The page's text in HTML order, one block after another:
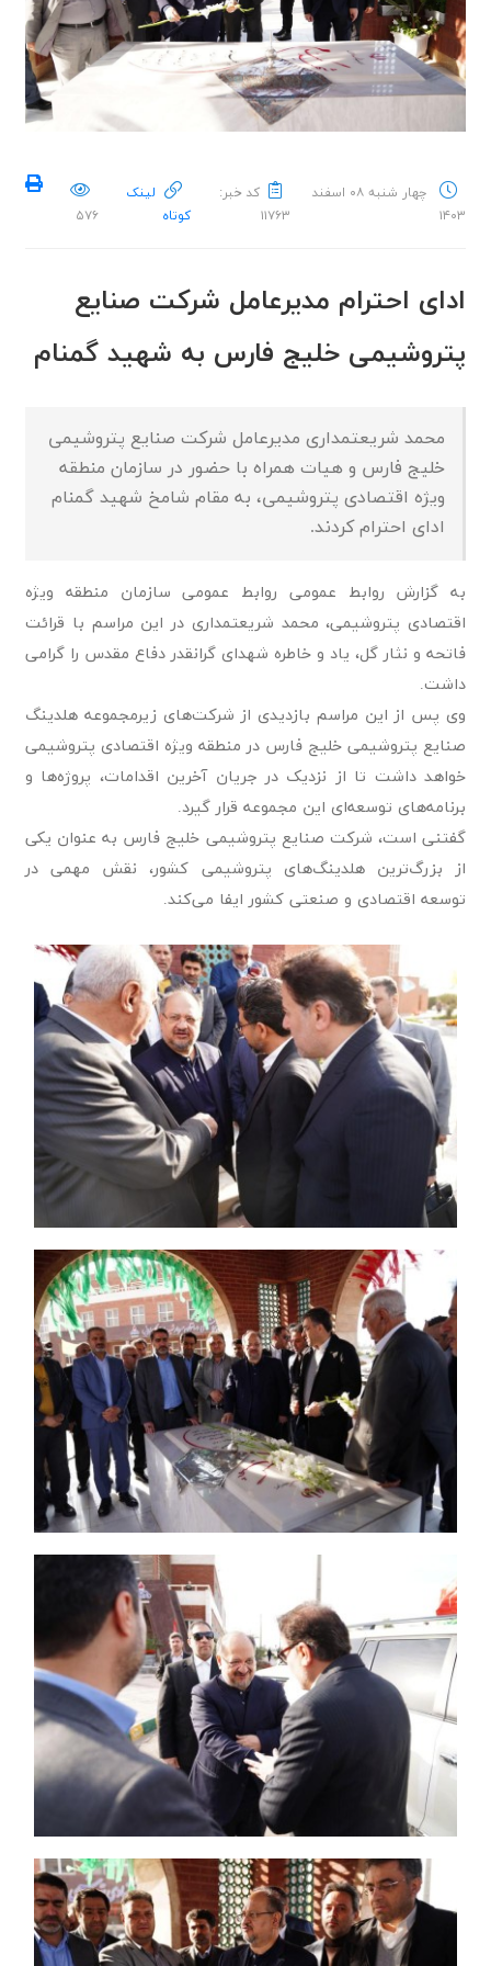
چهار شنبه ۰۸ اسفند
۱۴۰۳
کد خبر:
۱۱۷۶۳
لینک
کوتاه
۵۷۶
ادای احترام مدیرعامل شرکت صنایع
پتروشیمی خلیج فارس به شهید گمنام
محمد شریعتمداری مدیرعامل شرکت صنایع پتروشیمی
خلیج فارس و هیات همراه با حضور در سازمان منطقه
ویژه اقتصادی پتروشیمی، به مقام شامخ شهید گمنام
ادای احترام کردند.
به گزارش روابط عمومی روابط عمومی سازمان منطقه ویژه
اقتصادی پتروشیمی، محمد شریعتمداری در این مراسم با قرائت
فاتحه و نثار گل، یاد و خاطره شهدای گرانقدر دفاع مقدس را گرامی
داشت.
وی پس از این مراسم بازدیدی از شرکت‌های زیرمجموعه هلدینگ
صنایع پتروشیمی خلیج فارس در منطقه ویژه اقتصادی پتروشیمی
خواهد داشت تا از نزدیک در جریان آخرین اقدامات، پروژه‌ها و
برنامه‌های توسعه‌ای این مجموعه قرار گیرد.
گفتنی است، شرکت صنایع پتروشیمی خلیج فارس به عنوان یکی
از بزرگ‌ترین هلدینگ‌های پتروشیمی کشور، نقش مهمی در
توسعه اقتصادی و صنعتی کشور ایفا می‌کند.